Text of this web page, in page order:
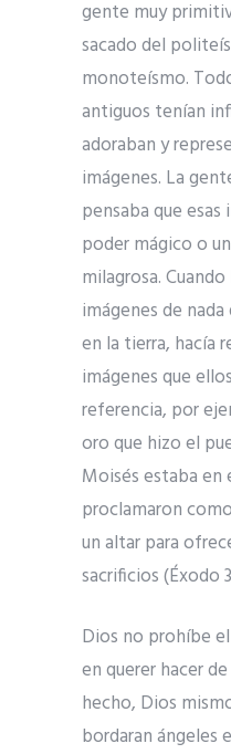
gente muy
sacado del
monoteísmo.
antiguos tenían
adoraban y
imágenes. La
pensaba que
poder mágico o
milagrosa.
imágenes de
en la tierra, hacía
imágenes que
referencia, por
oro que hizo el
Moisés estaba en
proclamaron
un altar para
sacrificios (Éxodo
Dios no prohíbe
en querer hacer
hecho, Dios
bordaran ángeles